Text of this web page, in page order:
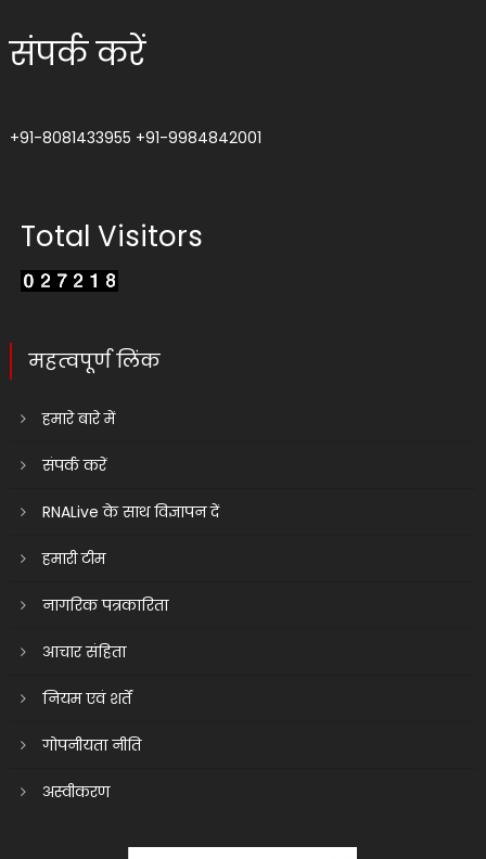
संपर्क करें
+91-8081433955 +91-9984842001
Total Visitors
महत्वपूर्ण लिंक
हमारे बारे में
संपर्क करें
RNALive के साथ विज्ञापन दें
हमारी टीम
नागरिक पत्रकारिता
आचार संहिता
नियम एवं शर्तें
गोपनीयता नीति
अस्वीकरण